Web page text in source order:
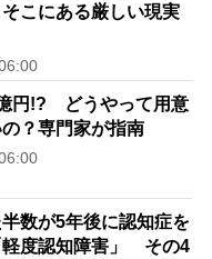
こにある厳しい現実
円!? どうやって用意
？専門家が指南
数が5年後に認知症を
軽度認知障害」 その4